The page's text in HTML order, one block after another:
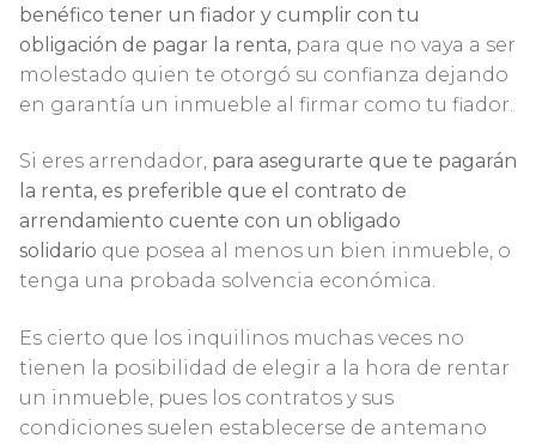
benéfico tener un fiador y cumplir con tu
obligación de pagar la renta, para que no vaya a ser
molestado quien te otorgó su confianza dejando
en garantía un inmueble al firmar como tu fiador.
Si eres arrendador, para asegurarte que te pagarán
la renta, es preferible que el contrato de
arrendamiento cuente con un obligado
solidario que posea al menos un bien inmueble, o
tenga una probada solvencia económica.
Es cierto que los inquilinos muchas veces no
tienen la posibilidad de elegir a la hora de rentar
un inmueble, pues los contratos y sus
condiciones suelen establecerse de antemano